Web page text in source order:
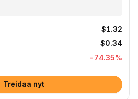
$1.32
$0.34
-74.35%
Treidaa nyt